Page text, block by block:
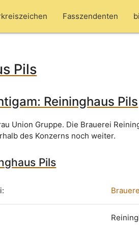
Fasszendenten
Pils
Reininghaus Pils
Union Gruppe. Die Brauerei
des Konzerns noch weiter.
Pils